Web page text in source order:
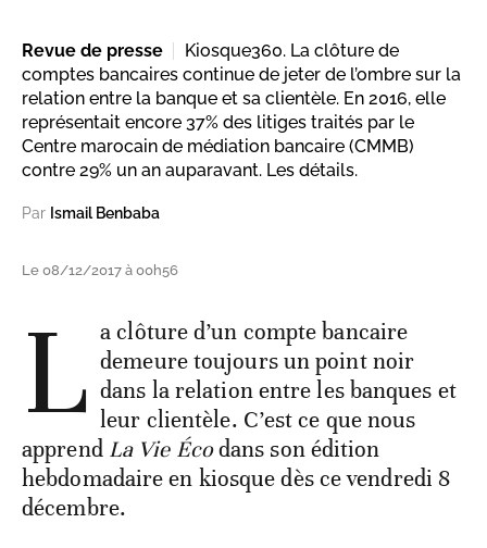
Revue de presse
Kiosque360. La clôture de
comptes bancaires continue de jeter de l’ombre sur la
relation entre la banque et sa clientèle. En 2016, elle
représentait encore 37% des litiges traités par le
Centre marocain de médiation bancaire (CMMB)
contre 29% un an auparavant. Les détails.
Par Ismail Benbaba
Le 08/12/2017 à 00h56
L a clôture d’un compte bancaire
demeure toujours un point noir
dans la relation entre les banques et
leur clientèle. C’est ce que nous
apprend La Vie Écodans son édition
hebdomadaire en kiosque dès ce vendredi 8
décembre.